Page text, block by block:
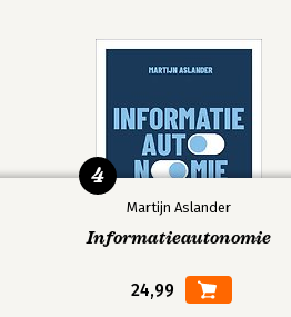
Martijn Aslander
Informatieautonomie
24,99
4